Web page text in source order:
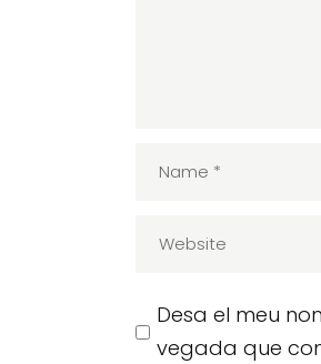
Desa el meu
vegada que